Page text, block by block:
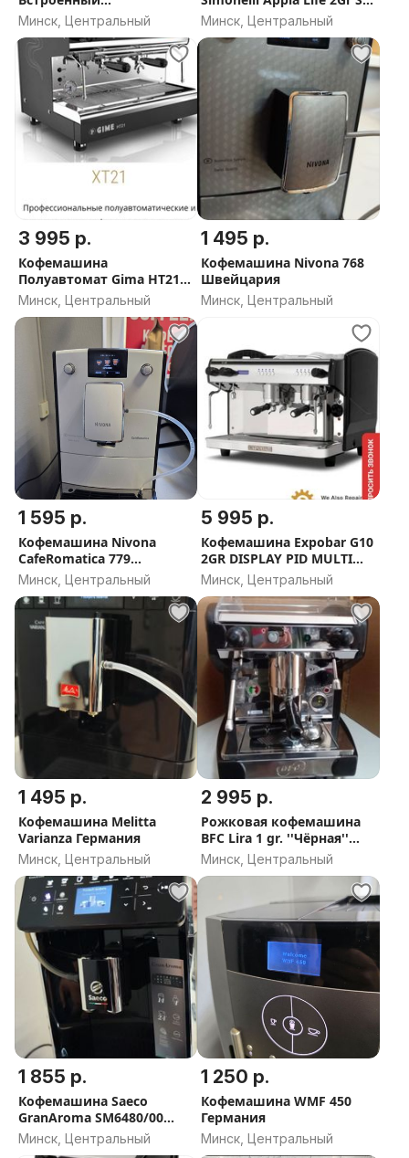
Кофемолкой.
Минск, Центральный
черная, высокие группы,
экономайзер,
полуавтомат. ИТАЛИЯ
Минск, Центральный
3 995 р.
Кофемашина
Полуавтомат Gima HT21
ИТАЛИЯ Высокая Группа
Минск, Центральный
1 495 р.
Кофемашина Nivona 768
Швейцария
Минск, Центральный
1 595 р.
Кофемашина Nivona
CafeRomatica 779
ШВЕЙЦАРИЯ
Минск, Центральный
5 995 р.
Кофемашина Expobar G10
2GR DISPLAY PID MULTI
BOILER GREY TA (высокая
Минск, Центральный
1 495 р.
Кофемашина Melitta
Varianza Германия
Минск, Центральный
2 995 р.
Рожковая кофемашина
BFC Lira 1 gr. ''Чёрная''
ИТАЛИЯ
Минск, Центральный
1 855 р.
Кофемашина Saeco
GranAroma SM6480/00
ИТАЛИЯ
Минск, Центральный
1 250 р.
Кофемашина WMF 450
Германия
Минск, Центральный